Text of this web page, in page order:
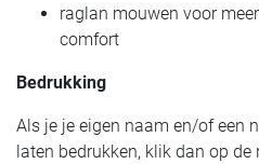
raglan mouwen voor
comfort
Bedrukking
Als je je eigen naam en/of een
laten bedrukken, klik dan op de